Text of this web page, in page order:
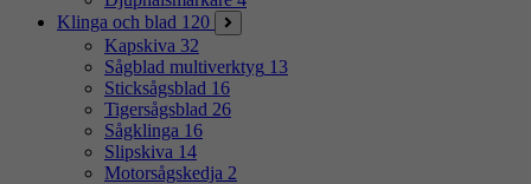
Klinga och blad 120
Kapskiva 32
Sågblad multiverktyg 13
Sticksågsblad 16
Tigersågsblad 26
Sågklinga 16
Slipskiva 14
Motorsågskedja 2